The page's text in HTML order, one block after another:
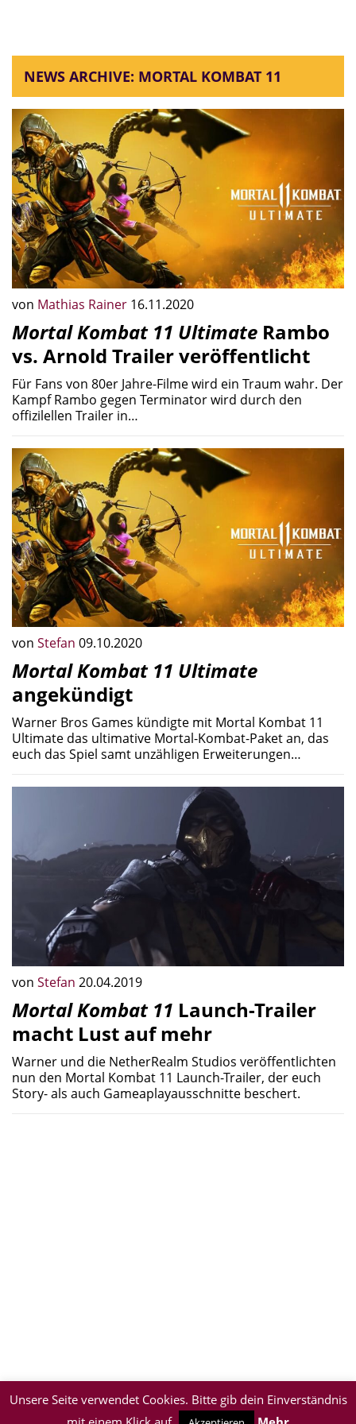
NEWS ARCHIVE: MORTAL KOMBAT 11
von Mathias Rainer 16.11.2020
Mortal Kombat 11 Ultimate Rambo
vs. Arnold Trailer veröffentlicht
Für Fans von 80er Jahre-Filme wird ein Traum wahr. Der
Kampf Rambo gegen Terminator wird durch den
offizilellen Trailer in…
von Stefan 09.10.2020
Mortal Kombat 11 Ultimate
angekündigt
Warner Bros Games kündigte mit Mortal Kombat 11
Ultimate das ultimative Mortal-Kombat-Paket an, das
euch das Spiel samt unzähligen Erweiterungen…
von Stefan 20.04.2019
Mortal Kombat 11 Launch-Trailer
macht Lust auf mehr
Warner und die NetherRealm Studios veröffentlichten
nun den Mortal Kombat 11 Launch-Trailer, der euch
Story- als auch Gameaplayausschnitte beschert.
Unsere Seite verwendet Cookies. Bitte gib dein Einverständnis